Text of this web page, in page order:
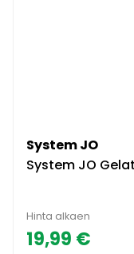
System JO
System JO Gelato
Hinta alkaen
19,99 €